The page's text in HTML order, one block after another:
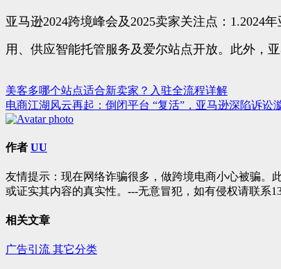
亚马逊2024跨境峰会及2025卖家关注点：1.2024
用、供应智能托管服务及爱尔站点开放。此外，
文
章
导
美客多哪个站点适合新卖家？入驻全流程详解
电商江湖风云再起：倒闭平台 “复活”，亚马逊深陷诉讼
作者 UU
友情提示：现在网络诈骗很多，做跨境电商小心被骗。
或证实其内容的真实性。---无意冒犯，如有侵权请联系
相关文章
广告引流 其它分类